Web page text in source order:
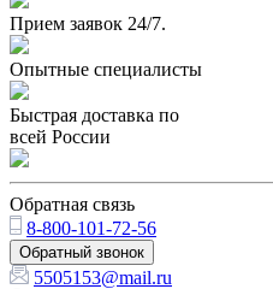
Прием заявок 24/7.
Опытные специалисты
Быстрая доставка по
всей России
Обратная связь
8-800-101-72-56
Обратный звонок
5505153@mail.ru